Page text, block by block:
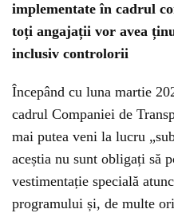
implementate în cadrul
toți angajații vor avea
inclusiv controlorii
Începând cu luna martie
cadrul Companiei de
mai putea veni la lucru
aceștia nu sunt obligați să
vestimentație specială
programului și, de multe